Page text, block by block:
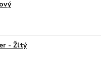
- Žltý